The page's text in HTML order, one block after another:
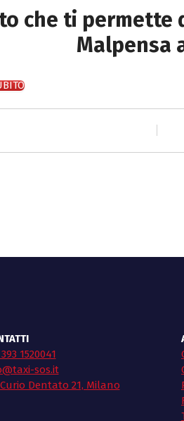
che ti
Malpensa
1520041
sos.it
Dentato 21, Milano